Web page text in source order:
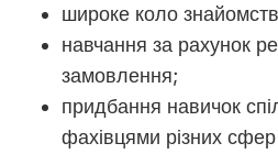
широке коло
навчання за рахунок
замовлення;
придбання навичок
фахівцями різних сфер